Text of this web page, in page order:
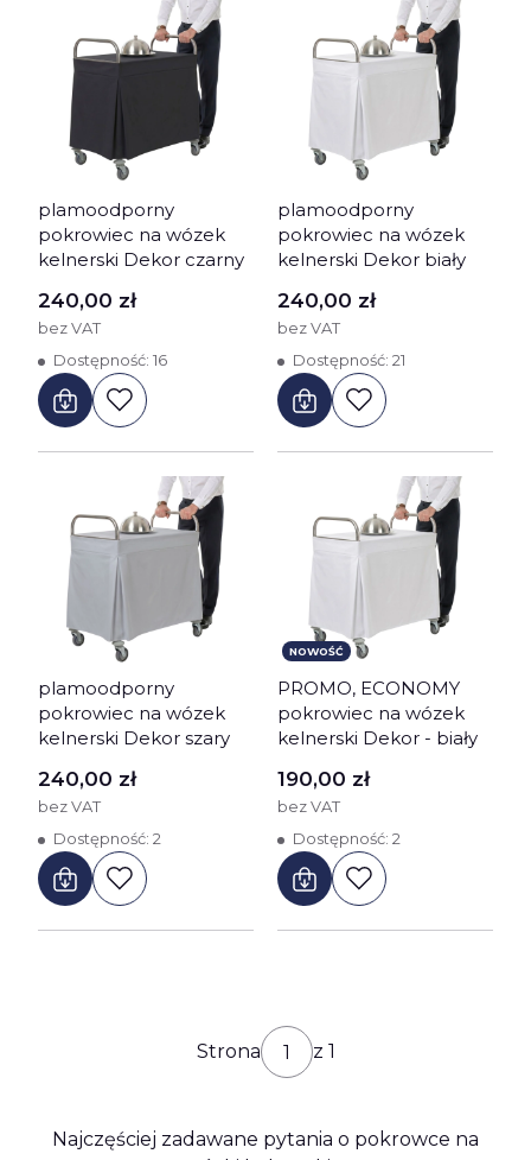
plamoodporny
pokrowiec na wózek
kelnerski Dekor czarny
Cena
240,00 zł
bez VAT
Dostępność: 16
plamoodporny
pokrowiec na wózek
kelnerski Dekor biały
Cena
240,00 zł
bez VAT
Dostępność: 21
plamoodporny
pokrowiec na wózek
kelnerski Dekor szary
Cena
240,00 zł
bez VAT
Dostępność: 2
NOWOŚĆ
PROMO, ECONOMY
pokrowiec na wózek
kelnerski Dekor - biały
Cena
190,00 zł
bez VAT
Dostępność: 2
Strona z 1
Najczęściej zadawane pytania o pokrowce na